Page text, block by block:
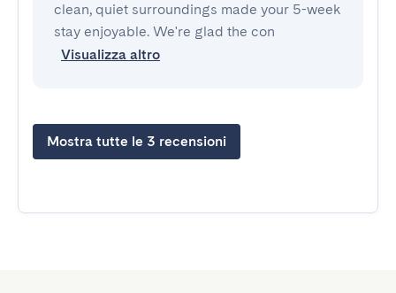
clean, quiet surroundings made your 5-week
stay enjoyable. We're glad the con
Visualizza altro
Mostra tutte le 3 recensioni